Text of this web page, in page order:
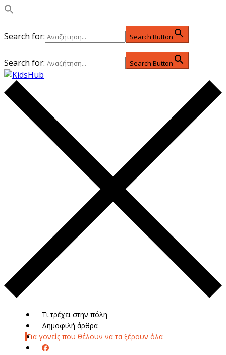
Search for: Search Button
Search for: Search Button
Τι τρέχει στην πόλη
Δημοφιλή άρθρα
Για γονείς που θέλουν να τα ξέρουν όλα